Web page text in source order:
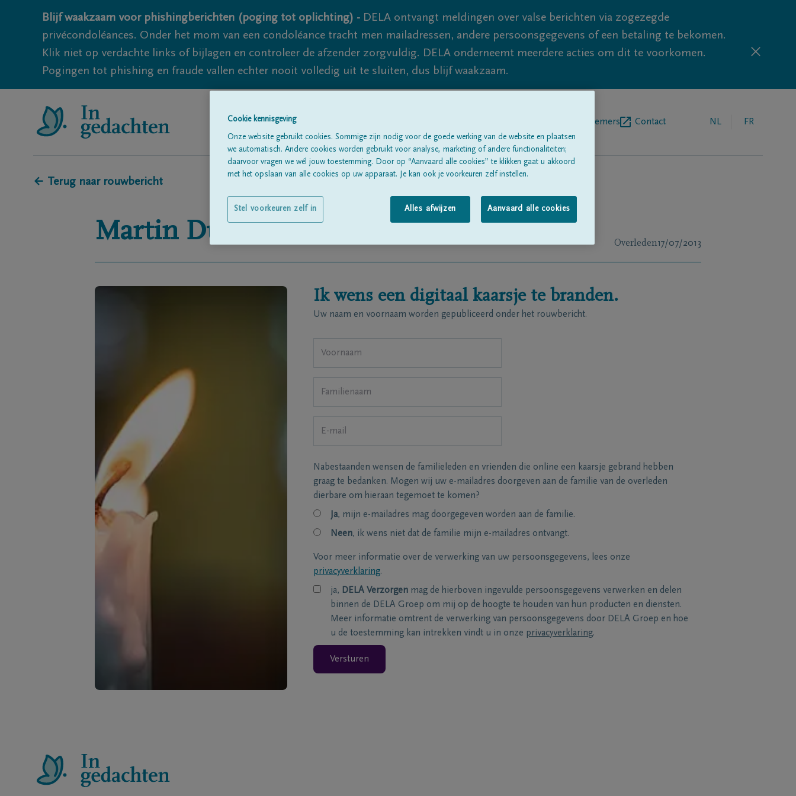
Blijf waakzaam voor phishingberichten (poging tot oplichting) - DELA ontvangt meldingen over valse berichten via zogezegde
privécondoléances. Onder het mom van een condoléance tracht men mailadressen, andere persoonsgegevens of een betaling te bekomen.
Klik niet op verdachte links of bijlagen en controleer de afzender zorgvuldig. DELA onderneemt meerdere acties om dit te voorkomen.
Pogingen tot phishing en fraude vallen echter nooit volledig uit te sluiten, dus blijf waakzaam.
Begrafenisondernemers Contact NL FR
← Terug naar rouwbericht
Martin Duchateau Overleden17/07/2013
Ik wens een digitaal kaarsje te branden.
Uw naam en voornaam worden gepubliceerd onder het rouwbericht.
Nabestaanden wensen de familieleden en vrienden die online een kaarsje gebrand hebben
graag te bedanken. Mogen wij uw e-mailadres doorgeven aan de familie van de overleden
dierbare om hieraan tegemoet te komen?
Ja, mijn e-mailadres mag doorgegeven worden aan de familie.
Neen, ik wens niet dat de familie mijn e-mailadres ontvangt.
Voor meer informatie over de verwerking van uw persoonsgegevens, lees onze
privacyverklaring.
ja, DELA Verzorgen mag de hierboven ingevulde persoonsgegevens verwerken en delen
binnen de DELA Groep om mij op de hoogte te houden van hun producten en diensten.
Meer informatie omtrent de verwerking van persoonsgegevens door DELA Groep en hoe
u de toestemming kan intrekken vindt u in onze privacyverklaring.
Versturen
Cookie kennisgeving
Onze website gebruikt cookies. Sommige zijn nodig voor de goede werking van de website en plaatsen
we automatisch. Andere cookies worden gebruikt voor analyse, marketing of andere functionaliteiten;
daarvoor vragen we wél jouw toestemming. Door op “Aanvaard alle cookies” te klikken gaat u akkoord
met het opslaan van alle cookies op uw apparaat. Je kan ook je voorkeuren zelf instellen.
Alles afwijzen Aanvaard alle cookies
Stel voorkeuren zelf in